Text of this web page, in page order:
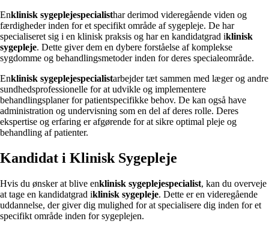
Enklinisk sygeplejespecialisthar derimod videregående viden og
færdigheder inden for et specifikt område af sygepleje. De har
specialiseret sig i en klinisk praksis og har en kandidatgrad iklinisk
sygepleje. Dette giver dem en dybere forståelse af komplekse
sygdomme og behandlingsmetoder inden for deres specialeområde.
Enklinisk sygeplejespecialistarbejder tæt sammen med læger og andre
sundhedsprofessionelle for at udvikle og implementere
behandlingsplaner for patientspecifikke behov. De kan også have
administration og undervisning som en del af deres rolle. Deres
ekspertise og erfaring er afgørende for at sikre optimal pleje og
behandling af patienter.
Kandidat i Klinisk Sygepleje
Hvis du ønsker at blive enklinisk sygeplejespecialist, kan du overveje
at tage en kandidatgrad iklinisk sygepleje. Dette er en videregående
uddannelse, der giver dig mulighed for at specialisere dig inden for et
specifikt område inden for sygeplejen.